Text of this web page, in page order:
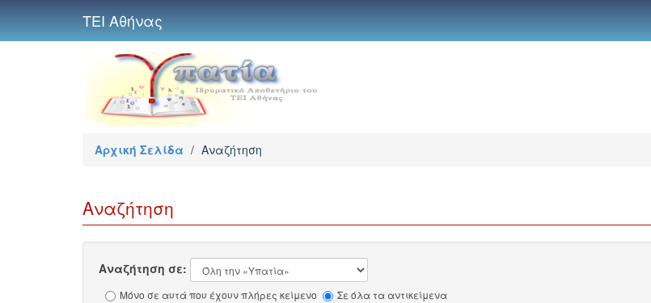
ΤΕΙ Αθήνας
Αρχική Σελίδα / Αναζήτηση
Αναζήτηση
Αναζήτηση σε:
Μόνο σε αυτά που έχουν πλήρες κείμενο Σε όλα τα αντικείμενα